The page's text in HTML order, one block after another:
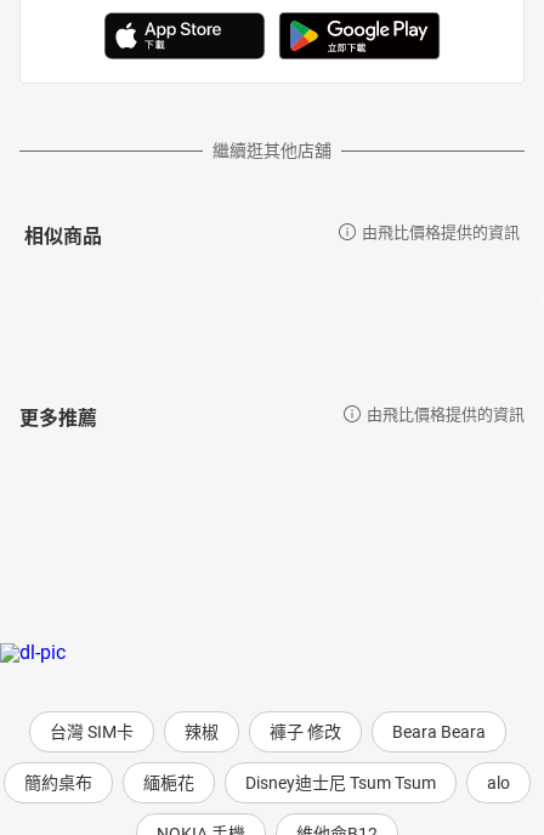
繼續逛其他店舖
相似商品 由飛比價格提供的資訊
更多推薦 由飛比價格提供的資訊
台灣 SIM卡 辣椒 褲子 修改 Beara Beara
簡約桌布 緬梔花 Disney迪士尼 Tsum Tsum alo